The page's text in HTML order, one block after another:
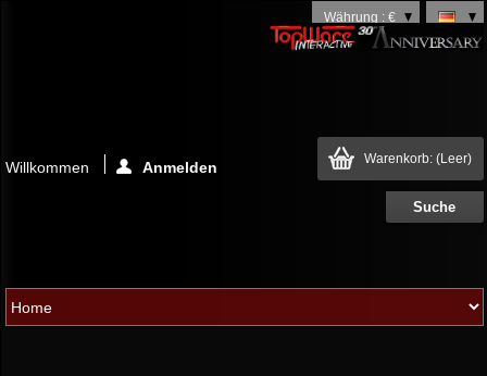
Währung : €
Warenkorb: (Leer)
Willkommen Anmelden